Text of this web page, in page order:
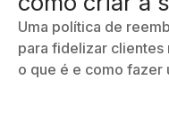
Uma política de
para fidelizar clientes
o que é e como fazer